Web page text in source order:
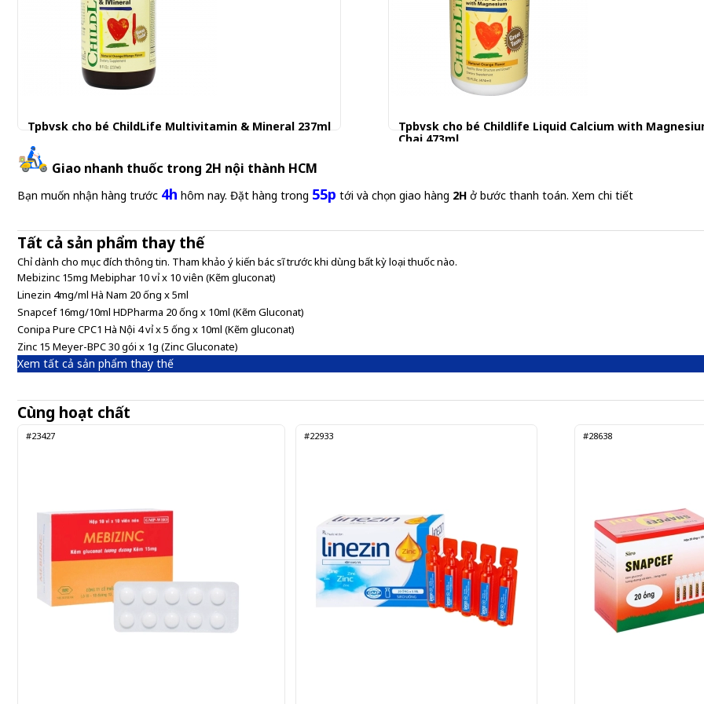
Tpbvsk cho bé ChildLife Multivitamin & Mineral 237ml
440.000 đ
Tpbvsk cho bé Childlife Liquid Calcium with
Chai 473ml
Giao nhanh thuốc trong 2H nội thành HCM
Bạn muốn nhận hàng trước 4h hôm nay. Đặt hàng trong 55p tới và chọn giao hàng 2H ở bước thanh toán. Xem chi tiết
Tất cả sản phẩm thay thế
Chỉ dành cho mục đích thông tin. Tham khảo ý kiến bác sĩ trước khi dùng bất kỳ loại thuốc nào.
Mebizinc 15mg Mebiphar 10 vỉ x 10 viên (Kẽm gluconat)
Linezin 4mg/ml Hà Nam 20 ống x 5ml
Snapcef 16mg/10ml HDPharma 20 ống x 10ml (Kẽm Gluconat)
Conipa Pure CPC1 Hà Nội 4 vỉ x 5 ống x 10ml (Kẽm gluconat)
Zinc 15 Meyer-BPC 30 gói x 1g (Zinc Gluconate)
Xem tất cả sản phẩm thay thế
Cùng hoạt chất
#23427 #22933 #28638